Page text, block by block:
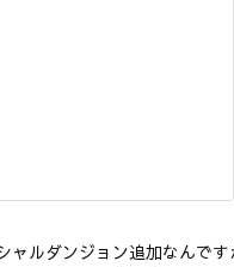
ャルダンジョン追加なんで